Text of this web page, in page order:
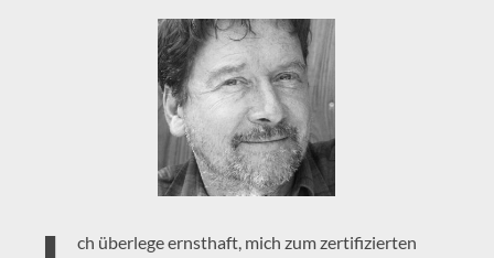
ch überlege ernsthaft, mich zum zertifizierten